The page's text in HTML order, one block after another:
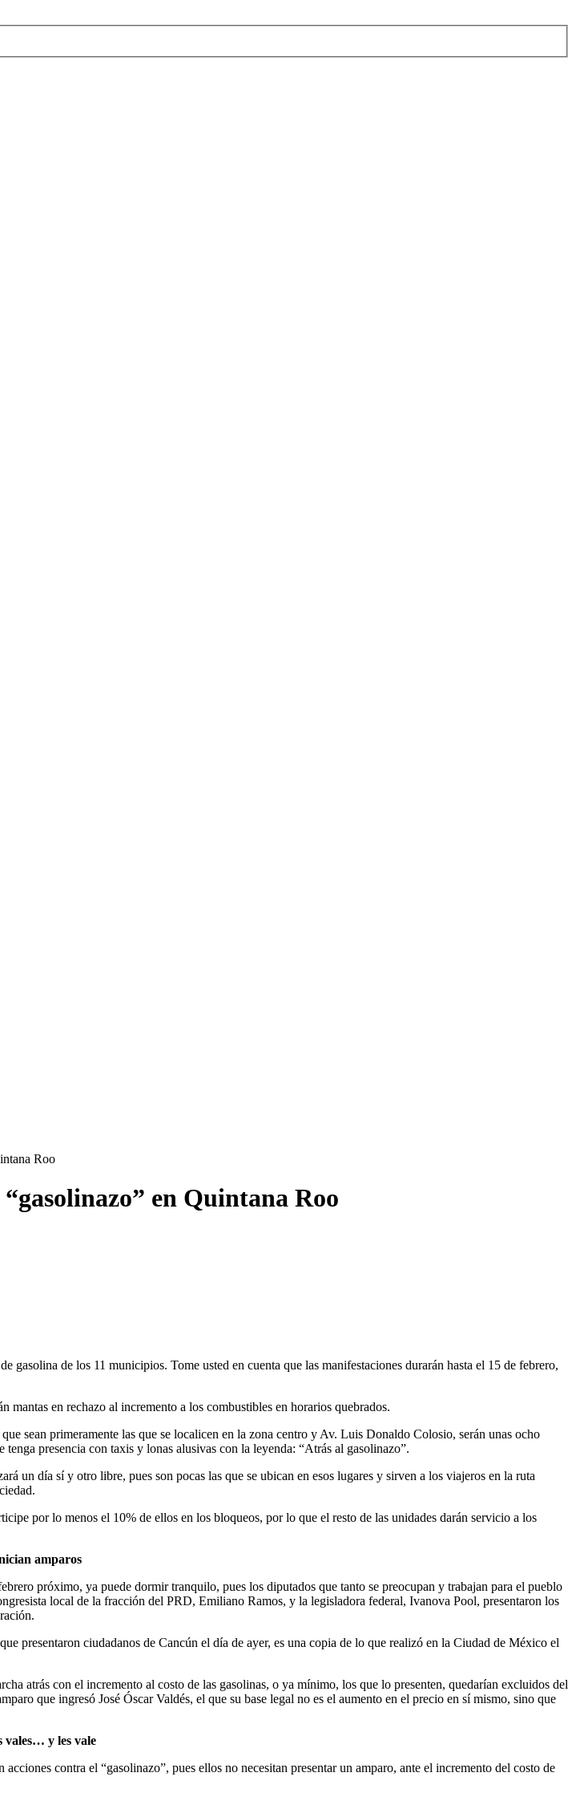
Roo
en Quintana Roo
gasolina de los 11 municipios. Tome usted en cuenta que las manifestaciones durarán hasta el 15 de febrero,
mantas en rechazo al incremento a los combustibles en horarios quebrados.
sean primeramente las que se localicen en la zona centro y Av. Luis Donaldo Colosio, serán unas ocho
presencia con taxis y lonas alusivas con la leyenda: “Atrás al gasolinazo”.
un día sí y otro libre, pues son pocas las que se ubican en esos lugares y sirven a los viajeros en la ruta
por lo menos el 10% de ellos en los bloqueos, por lo que el resto de las unidades darán servicio a los
amparos
próximo, ya puede dormir tranquilo, pues los diputados que tanto se preocupan y trabajan para el pueblo
local de la fracción del PRD, Emiliano Ramos, y la legisladora federal, Ivanova Pool, presentaron los
presentaron ciudadanos de Cancún el día de ayer, es una copia de lo que realizó en la Ciudad de México el
atrás con el incremento al costo de las gasolinas, o ya mínimo, los que lo presenten, quedarían excluidos del
que ingresó José Óscar Valdés, el que su base legal no es el aumento en el precio en sí mismo, sino que
vales… y les vale
contra el “gasolinazo”, pues ellos no necesitan presentar un amparo, ante el incremento del costo de